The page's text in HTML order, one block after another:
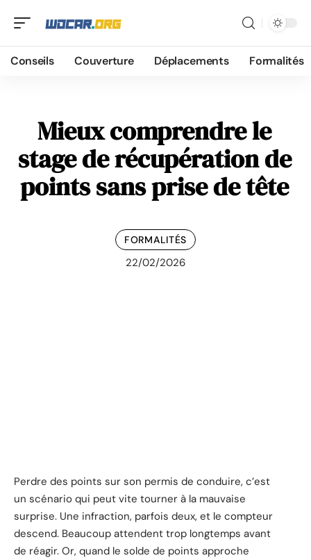
Conseils Couverture Déplacements Formalités
Mieux comprendre le
stage de récupération de
points sans prise de tête
FORMALITÉS
22/02/2026
Perdre des points sur son permis de conduire, c’est
un scénario qui peut vite tourner à la mauvaise
surprise. Une infraction, parfois deux, et le compteur
descend. Beaucoup attendent trop longtemps avant
de réagir. Or, quand le solde de points approche